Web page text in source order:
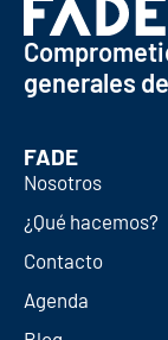
generales
FADE
Nosotros
¿Qué hacemos?
Contacto
Agenda